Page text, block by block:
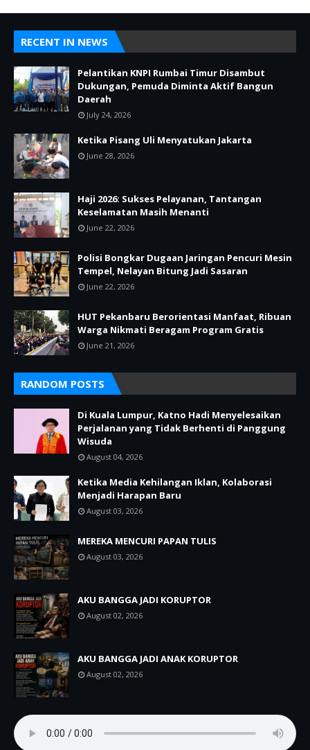
RECENT IN NEWS
Pelantikan KNPI Rumbai Timur Disambut
Dukungan, Pemuda Diminta Aktif Bangun
Daerah
July 24, 2026
Ketika Pisang Uli Menyatukan Jakarta
June 28, 2026
Haji 2026: Sukses Pelayanan, Tantangan
Keselamatan Masih Menanti
June 22, 2026
Polisi Bongkar Dugaan Jaringan Pencuri Mesin
Tempel, Nelayan Bitung Jadi Sasaran
June 22, 2026
HUT Pekanbaru Berorientasi Manfaat, Ribuan
Warga Nikmati Beragam Program Gratis
June 21, 2026
RANDOM POSTS
Di Kuala Lumpur, Katno Hadi Menyelesaikan
Perjalanan yang Tidak Berhenti di Panggung
Wisuda
August 04, 2026
Ketika Media Kehilangan Iklan, Kolaborasi
Menjadi Harapan Baru
August 03, 2026
MEREKA MENCURI PAPAN TULIS
August 03, 2026
AKU BANGGA JADI KORUPTOR
August 02, 2026
AKU BANGGA JADI ANAK KORUPTOR
August 02, 2026